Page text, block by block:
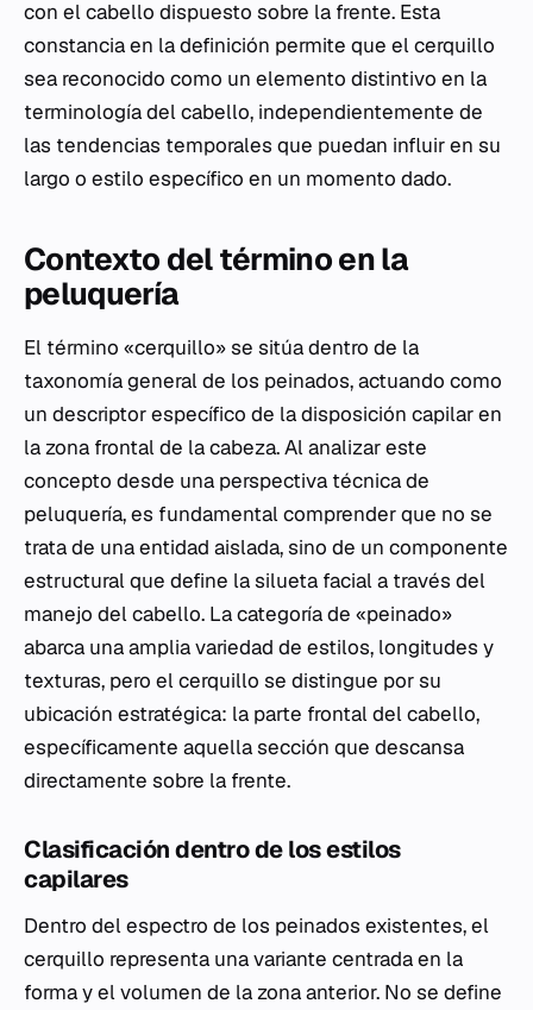
con el cabello dispuesto sobre la frente. Esta
constancia en la definición permite que el cerquillo
sea reconocido como un elemento distintivo en la
terminología del cabello, independientemente de
las tendencias temporales que puedan influir en su
largo o estilo específico en un momento dado.
Contexto del término en la
peluquería
El término «cerquillo» se sitúa dentro de la
taxonomía general de los peinados, actuando como
un descriptor específico de la disposición capilar en
la zona frontal de la cabeza. Al analizar este
concepto desde una perspectiva técnica de
peluquería, es fundamental comprender que no se
trata de una entidad aislada, sino de un componente
estructural que define la silueta facial a través del
manejo del cabello. La categoría de «peinado»
abarca una amplia variedad de estilos, longitudes y
texturas, pero el cerquillo se distingue por su
ubicación estratégica: la parte frontal del cabello,
específicamente aquella sección que descansa
directamente sobre la frente.
Clasificación dentro de los estilos
capilares
Dentro del espectro de los peinados existentes, el
cerquillo representa una variante centrada en la
forma y el volumen de la zona anterior. No se define